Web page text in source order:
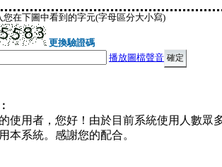
您在下圖中看到的字元(字母區分大小寫)
更換驗證碼
播放圖檔聲音
使用者，您好！由於目前系統使用人數眾
本系統。感謝您的配合。